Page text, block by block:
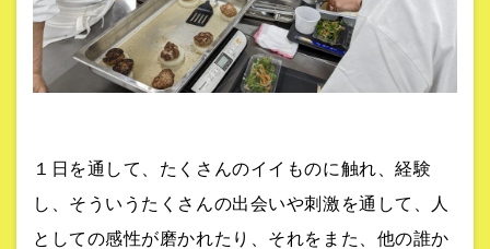
１日を通して、たくさんのイイものに触れ、経験
し、そういうたくさんの出会いや刺激を通して、人
としての感性が磨かれたり、それをまた、他の誰か